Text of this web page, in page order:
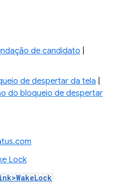
de candidato
de despertar da tela
do bloqueio de despertar
Lock